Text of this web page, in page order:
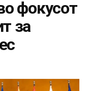
фокусот
за